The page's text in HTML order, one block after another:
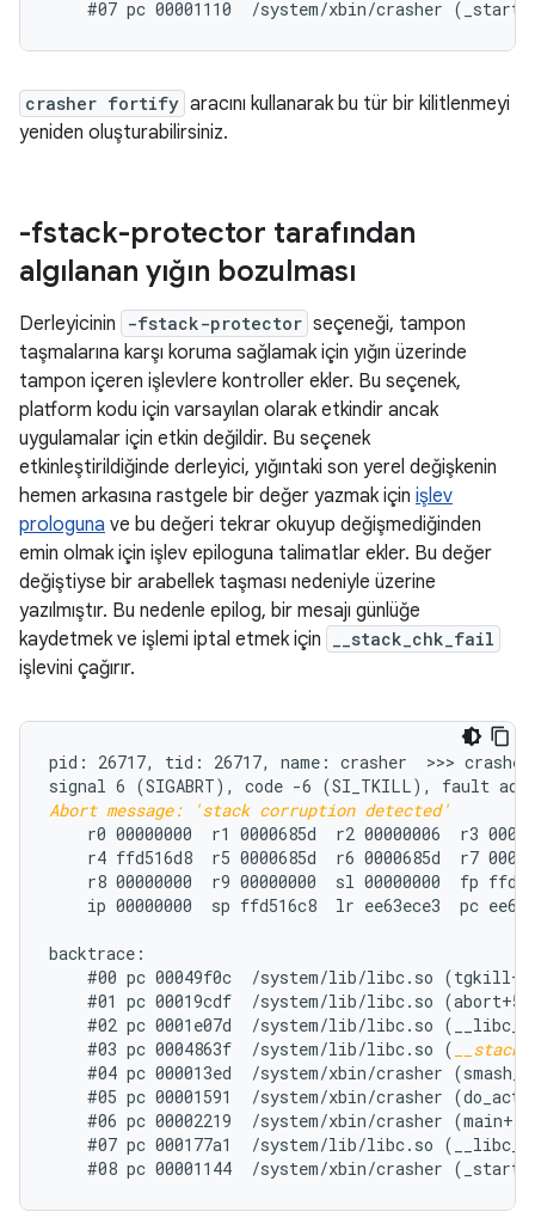
crasher fortify aracını kullanarak bu tür bir kilitlenmeyi
yeniden oluşturabilirsiniz.
-fstack-protector tarafından
algılanan yığın bozulması
Derleyicinin -fstack-protector seçeneği, tampon
taşmalarına karşı koruma sağlamak için yığın üzerinde
tampon içeren işlevlere kontroller ekler. Bu seçenek,
platform kodu için varsayılan olarak etkindir ancak
uygulamalar için etkin değildir. Bu seçenek
etkinleştirildiğinde derleyici, yığıntaki son yerel değişkenin
hemen arkasına rastgele bir değer yazmak için işlev
prologuna ve bu değeri tekrar okuyup değişmediğinden
emin olmak için işlev epiloguna talimatlar ekler. Bu değer
değiştiyse bir arabellek taşması nedeniyle üzerine
yazılmıştır. Bu nedenle epilog, bir mesajı günlüğe
kaydetmek ve işlemi iptal etmek için
__stack_chk_fail
işlevini çağırır.
pid: 26717, tid: 26717, name: crasher  >>> crasher
Abort message: 'stack corruption detected'
r0 00000000  r1 0000685d  r2 00000006  r3
r4 ffd516d8  r5 0000685d  r6 0000685d  r7
r8 00000000  r9 00000000  sl 00000000  fp
ip 00000000  sp ffd516c8  lr ee63ece3  pc
backtrace:
#00 pc 00049f0c  /system/lib/libc.so
#01 pc 00019cdf  /system/lib/libc.so
#02 pc 0001e07d  /system/lib/libc.so
    #03 pc 0004863f  /system/lib/libc.so (
#04 pc 000013ed  /system/xbin/crasher
#05 pc 00001591  /system/xbin/crasher
#06 pc 00002219  /system/xbin/crasher
#07 pc 000177a1  /system/lib/libc.so